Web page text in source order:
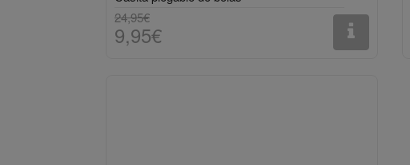
24,95€
9,95€